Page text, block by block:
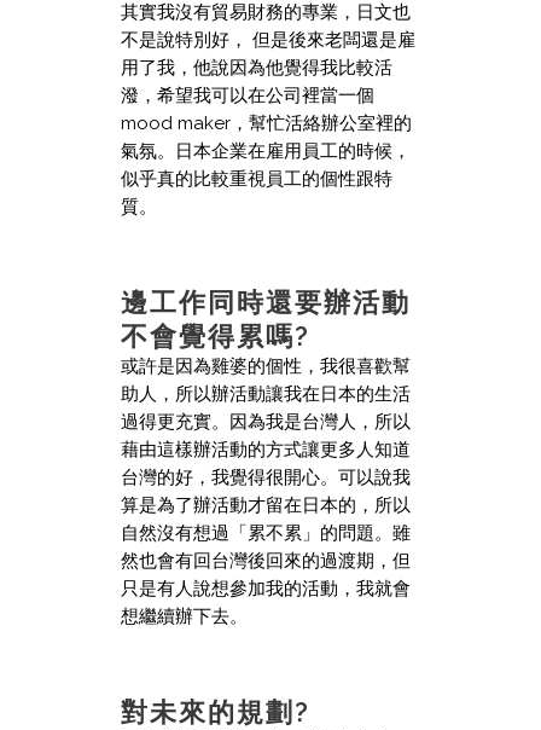
其實我沒有貿易財務的專業，日文也
不是說特別好， 但是後來老闆還是雇
用了我，他說因為他覺得我比較活
潑，希望我可以在公司裡當一個
mood maker，幫忙活絡辦公室裡的
氣氛。日本企業在雇用員工的時候，
似乎真的比較重視員工的個性跟特
質。
邊工作同時還要辦活動
不會覺得累嗎?
或許是因為雞婆的個性，我很喜歡幫
助人，所以辦活動讓我在日本的生活
過得更充實。因為我是台灣人，所以
藉由這樣辦活動的方式讓更多人知道
台灣的好，我覺得很開心。可以說我
算是為了辦活動才留在日本的，所以
自然沒有想過「累不累」的問題。雖
然也會有回台灣後回來的過渡期，但
只是有人說想參加我的活動，我就會
想繼續辦下去。
對未來的規劃?